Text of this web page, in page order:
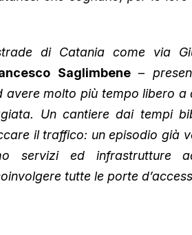
di Catania come via
Saglimbene–
avere molto più tempo libero
Un cantiere dai tempi
il traffico: un episodio già
servizi ed infrastrutture
tutte le porte